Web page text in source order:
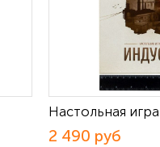
Настольная
2 490 руб